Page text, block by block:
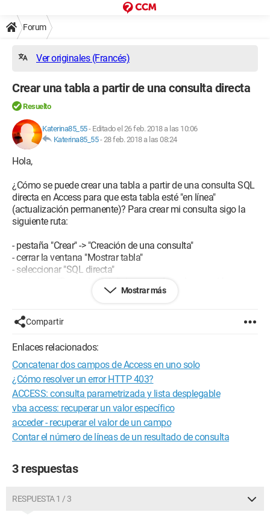
Forum
Ver originales (Francés)
Crear una tabla a partir de una consulta directa
Resuelto
Katerina85_55- Editado el 26 feb. 2018 a las 10:06
Katerina85_55-28 feb. 2018 a las 08:24
Hola,
¿Cómo se puede crear una tabla a partir de una consulta SQL
directa en Access para que esta tabla esté "en línea"
(actualización permanente)? Para crear mi consulta sigo la
siguiente ruta:
- pestaña "Crear" -> "Creación de una consulta"
- cerrar la ventana "Mostrar tabla"
- seleccionar "SQL directa"
- en la hoja "Propiedad" definir una cadena de conexión
¡Gracias de antemano!
Configuración: Windows / Internet Explorer 11.0
Mostrar más
Compartir
Enlaces relacionados:
Concatenar dos campos de Access en uno solo
¿Cómo resolver un error HTTP 403?
ACCESS: consulta parametrizada y lista desplegable
vba access: recuperar un valor específico
acceder - recuperar el valor de un campo
Contar el número de líneas de un resultado de consulta
3 respuestas
RESPUESTA 1 / 3